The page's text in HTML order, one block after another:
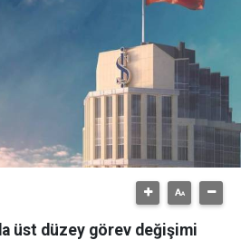
üst düzey görev değişimi